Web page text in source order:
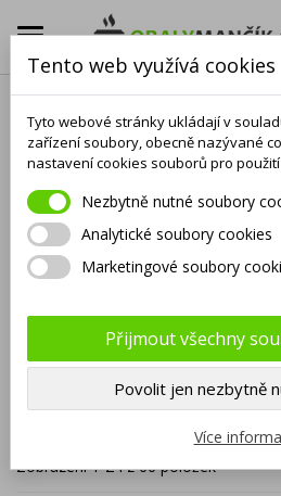
NAFUKOVACÍ
KATEGORIE
latexové
Balónky fóliové
Zobrazení 1-24 z 66 položek
Tento web využívá cookies
Tyto webové stránky ukládají v
zařízení soubory, obecně nazývané
nastavení cookies souborů pro
Nezbytně nutné soubory
Analytické soubory cookies
Marketingové soubory
Přijmout všechny
Povolit jen nezbytně
Více